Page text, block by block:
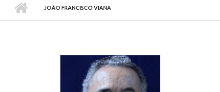
JOÃO FRANCISCO VIANA